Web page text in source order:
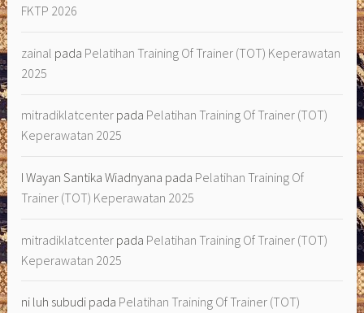
FKTP 2026
zainal pada Pelatihan Training Of Trainer (TOT) Keperawatan
2025
mitradiklatcenter pada Pelatihan Training Of Trainer (TOT)
Keperawatan 2025
I Wayan Santika Wiadnyana pada Pelatihan Training Of
Trainer (TOT) Keperawatan 2025
mitradiklatcenter pada Pelatihan Training Of Trainer (TOT)
Keperawatan 2025
ni luh subudi pada Pelatihan Training Of Trainer (TOT)